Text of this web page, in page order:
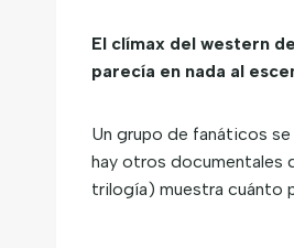
El clímax del western
parecía en nada al
Un grupo de fanáticos
hay otros documentales
trilogía) muestra cuánto